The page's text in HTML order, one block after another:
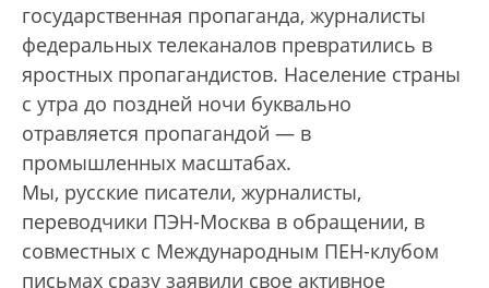
государственная пропаганда, журналисты
федеральных телеканалов превратились в
яростных пропагандистов. Население страны
с утра до поздней ночи буквально
отравляется пропагандой — в
промышленных масштабах.
Мы, русские писатели, журналисты,
переводчики ПЭН-Москва в обращении, в
совместных с Международным ПЕН-клубом
письмах сразу заявили свое активное